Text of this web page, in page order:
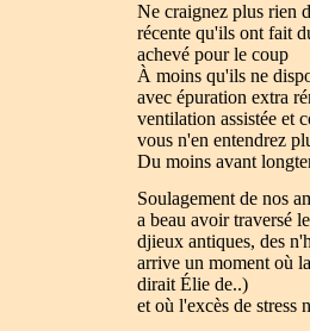
Ne craignez plus rien
récente qu'ils ont fait
achevé pour le coup
À moins qu'ils ne
avec épuration extra
ventilation assistée et
vous n'en entendrez
Du moins avant
Soulagement de nos
a beau avoir traversé
djieux antiques, des
arrive un moment où
dirait Élie de..)
et où l'excès de stress